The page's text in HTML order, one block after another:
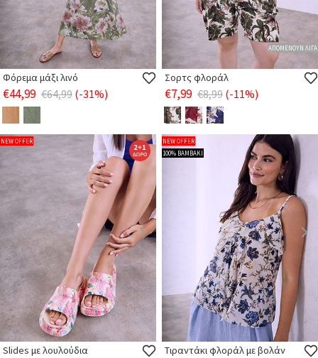
Φόρεμα μάξι λινό
€44,99 €64,99 (-31%)
ΑΠΟΜΕΝΟΥΝ ΛΙΓΑ
Σορτς φλοράλ
€7,99 €8,99 (-11%)
NEW OFFER
Slides με λουλούδια
NEW OFFER
100% ΒΑΜΒΑΚΙ
Τιραντάκι φλοράλ με βολάν